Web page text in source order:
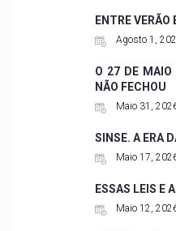
ENTRE
Agosto 1,
O 27 DE MAIO
NÃO FECHOU
Maio 31,
SINSE. A ERA
Maio 17,
ESSAS LEIS E
Maio 12,